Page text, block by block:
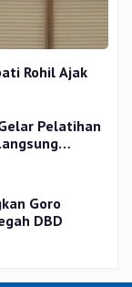
Rohil Ajak
Pelatihan
Goro
DBD